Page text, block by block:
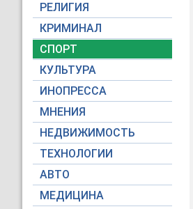
РЕЛИГИЯ
КРИМИНАЛ
СПОРТ
КУЛЬТУРА
ИНОПРЕССА
МНЕНИЯ
НЕДВИЖИМОСТЬ
ТЕХНОЛОГИИ
АВТО
МЕДИЦИНА